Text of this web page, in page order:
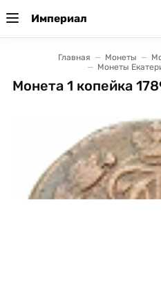
Империал
Главная Монеты
Монеты
Монета 1 копейка